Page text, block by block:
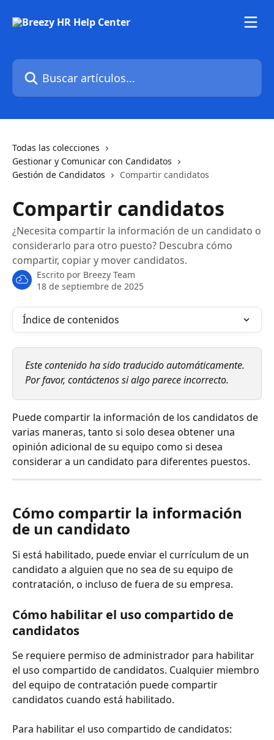
Buscar artículos...
Todas las colecciones
Gestionar y Comunicar con Candidatos
Gestión de Candidatos
Compartir candidatos
Compartir candidatos
¿Necesita compartir la información de un candidato o
considerarlo para otro puesto? Descubra cómo
compartir, copiar y mover candidatos.
Escrito por Breezy Team
18 de septiembre de 2025
Índice de contenidos
Este contenido ha sido traducido automáticamente.
Por favor, contáctenos si algo parece incorrecto.
Puede compartir la información de los candidatos de
varias maneras, tanto si solo desea obtener una
opinión adicional de su equipo como si desea
considerar a un candidato para diferentes puestos.
Cómo compartir la información
de un candidato
Si está habilitado, puede enviar el currículum de un
candidato a alguien que no sea de su equipo de
contratación, o incluso de fuera de su empresa.
Cómo habilitar el uso compartido de
candidatos
Se requiere permiso de administrador para habilitar
el uso compartido de candidatos. Cualquier miembro
del equipo de contratación puede compartir
candidatos cuando está habilitado.
Para habilitar el uso compartido de candidatos: